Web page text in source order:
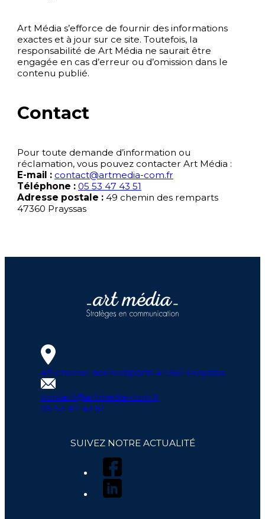
Art Média s’efforce de fournir des informations
exactes et à jour sur ce site. Toutefois, la
responsabilité de Art Média ne saurait être
engagée en cas d’erreur ou d’omission dans le
contenu publié.
Contact
Pour toute demande d’information ou
réclamation, vous pouvez contacter Art Média :
E-mail : contact@artmedia-com.fr
Téléphone : 05 53 47 43 51
Adresse postale :49 chemin des remparts
47360 Prayssas
49 chemin des remparts 47360 Prayssas
contact@artmedia-com.fr
05 53 47 43 51
SUIVEZ NOTRE ACTUALITÉ